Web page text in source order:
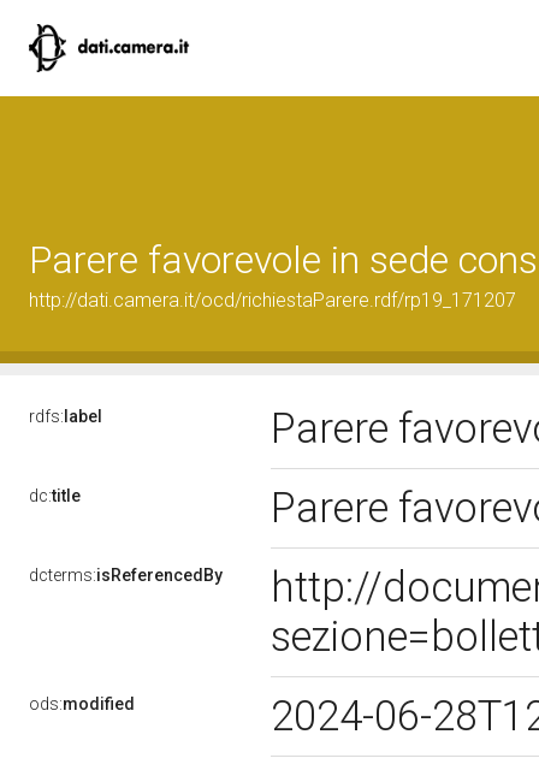
Parere favorevole in sede
http://dati.camera.it/ocd/richiestaParere.rdf/rp19_171207
rdfs: label Parere
dc:title Parere
dcterms:isReferencedBy
http://
ods:modified 2024-06-